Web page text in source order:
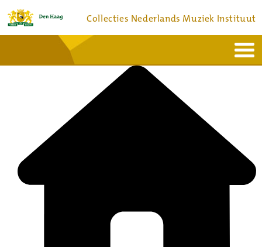
Collecties Nederlands Muziek Instituut
Bronnen en collecties